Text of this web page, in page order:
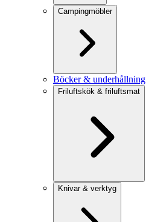
Campingmöbler
Böcker & underhållning
Friluftskök & friluftsmat
Knivar & verktyg